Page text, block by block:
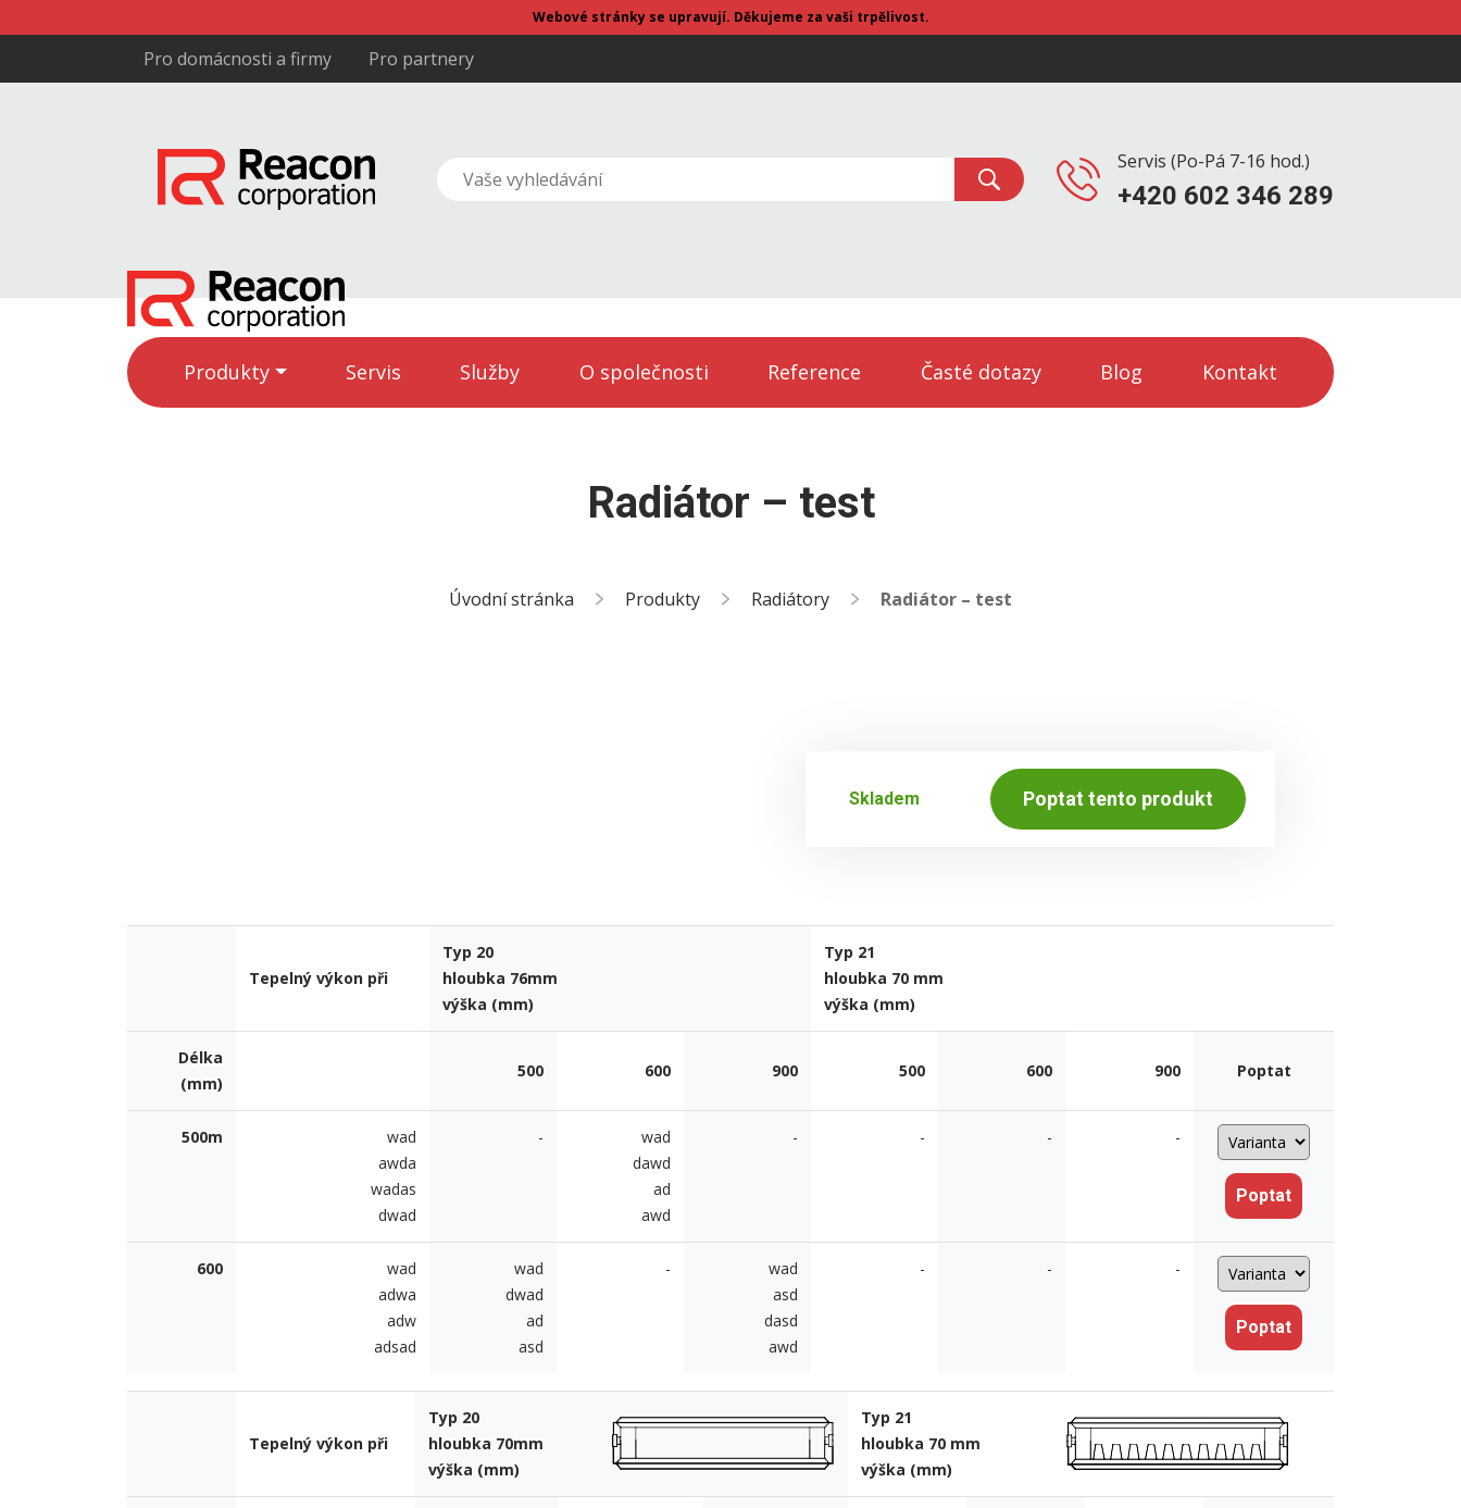
Webové stránky se upravují. Děkujeme za vaši trpělivost.
Pro domácnosti a firmy Pro partnery
Servis (Po-Pá 7-16 hod.)
+420 602 346 289
Produkty Servis Služby O společnosti Reference Časté dotazy Blog Kontakt
Radiátor – test
Úvodní stránka Produkty Radiátory Radiátor – test
Skladem Poptat tento produkt
Tepelný výkon při
Typ 20
hloubka 76mm
výška (mm)
Typ 21
hloubka 70 mm
výška (mm)
Délka
(mm)
500 600 900 500 600 900 Poptat
500m
wad
awda
wadas
dwad
-
wad
dawd
ad
awd
- - - -
Poptat
600
wad
adwa
adw
adsad
wad
dwad
ad
asd
-
wad
asd
dasd
awd
- - -
Poptat
Tepelný výkon při
Typ 20
hloubka 70mm
výška (mm)
Typ 21
hloubka 70 mm
výška (mm)